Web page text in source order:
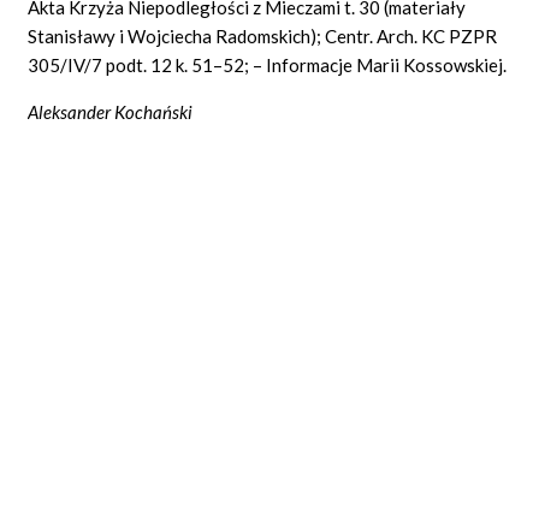
Akta Krzyża Niepodległości z Mieczami t. 30 (materiały
Stanisławy i Wojciecha Radomskich); Centr. Arch. KC PZPR
305/IV/7 podt. 12 k. 51–52; – Informacje Marii Kossowskiej.
Aleksander Kochański